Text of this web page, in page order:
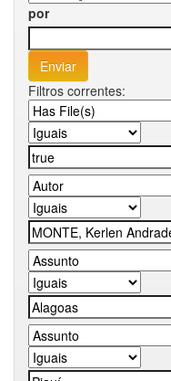
por
Filtros correntes: